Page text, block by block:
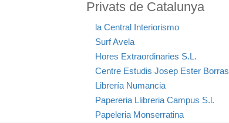
Privats de Catalunya
la Central Interiorismo
Surf Avela
Hores Extraordinaries S.L.
Centre Estudis Josep Ester Borras
Librería Numancia
Papereria Llibreria Campus S.l.
Papeleria Monserratina